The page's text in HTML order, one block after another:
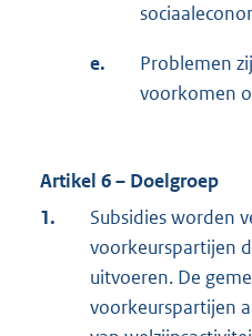
e.
Problemen
voorkomen
Artikel 6 – Doelgroep
1.
Subsidies worden
voorkeurspartijen
uitvoeren. De
voorkeurspartijen